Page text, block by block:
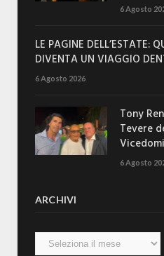
6 Agosto
LE PAGINE DELL’ESTATE:
DIVENTA UN VIAGGIO
6 Agosto 2026
Tony
Tevere
6 Agosto
ARCHIVI
Archivi